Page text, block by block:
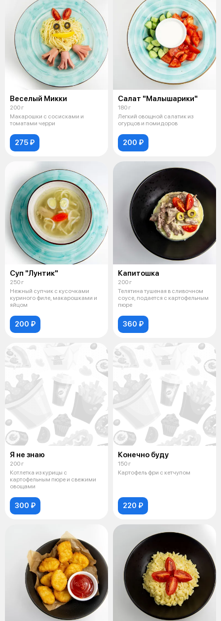
Веселый Микки
200 г
Макарошки с сосисками и
томатами черри
275 ₽
Салат "Малышарики"
180 г
Легкий овощной салатик из
огурцов и помидоров
200 ₽
Суп "Лунтик"
250 г
Нежный супчик с кусочками
куриного филе, макарошками и
яйцом
200 ₽
Капитошка
200 г
Телятина тушеная в сливочном
соусе, подается с картофельным
пюре
360 ₽
Я не знаю
200 г
Котлетка из курицы с
картофельным пюре и свежими
овощами
300 ₽
Конечно буду
150 г
Картофель фри с кетчупом
220 ₽